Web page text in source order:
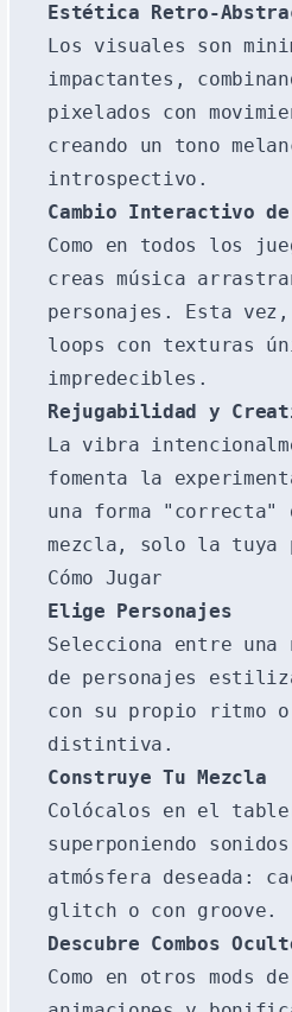
Estética Retro-
Los visuales son
impactantes,
pixelados con
creando un tono
introspectivo.
Cambio Interactivo
Como en todos los
creas música
personajes. Esta
loops con texturas
impredecibles.
Rejugabilidad y
La vibra
fomenta la
una forma "correcta"
mezcla, solo la tuya
Cómo Jugar
Elige Personajes
Selecciona entre una
de personajes
con su propio ritmo o
distintiva.
Construye Tu Mezcla
Colócalos en el
superponiendo
atmósfera deseada:
glitch o con groove.
Descubre Combos
Como en otros mods